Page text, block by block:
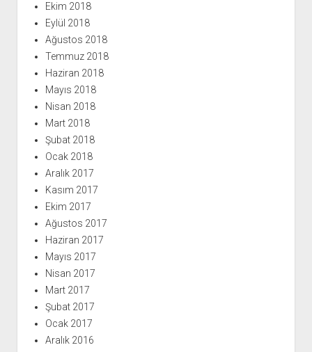
Ekim 2018
Eylül 2018
Ağustos 2018
Temmuz 2018
Haziran 2018
Mayıs 2018
Nisan 2018
Mart 2018
Şubat 2018
Ocak 2018
Aralık 2017
Kasım 2017
Ekim 2017
Ağustos 2017
Haziran 2017
Mayıs 2017
Nisan 2017
Mart 2017
Şubat 2017
Ocak 2017
Aralık 2016